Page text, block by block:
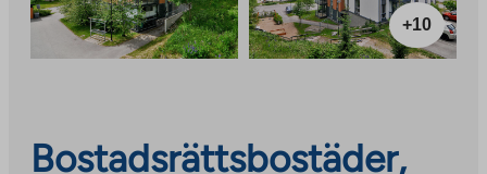
+10
Bostadsrättsbostäder,